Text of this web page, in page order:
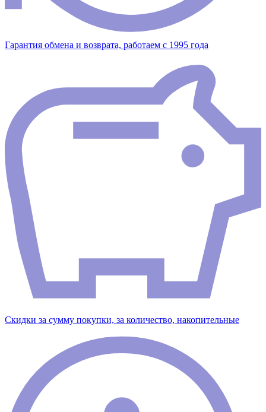
Гарантия обмена и возврата, работаем с 1995 года
Скидки за сумму покупки, за количество, накопительные